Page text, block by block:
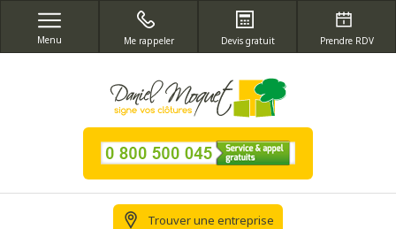
Menu Me rappeler Devis gratuit Prendre RDV
Trouver une entreprise